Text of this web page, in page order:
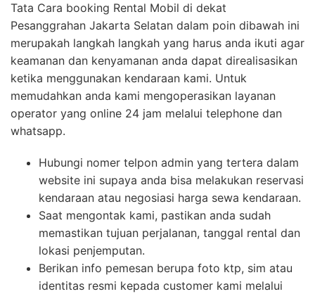
Tata Cara booking Rental Mobil di dekat
Pesanggrahan Jakarta Selatan dalam poin dibawah ini
merupakah langkah langkah yang harus anda ikuti agar
keamanan dan kenyamanan anda dapat direalisasikan
ketika menggunakan kendaraan kami. Untuk
memudahkan anda kami mengoperasikan layanan
operator yang online 24 jam melalui telephone dan
whatsapp.
Hubungi nomer telpon admin yang tertera dalam
website ini supaya anda bisa melakukan reservasi
kendaraan atau negosiasi harga sewa kendaraan.
Saat mengontak kami, pastikan anda sudah
memastikan tujuan perjalanan, tanggal rental dan
lokasi penjemputan.
Berikan info pemesan berupa foto ktp, sim atau
identitas resmi kepada customer kami melalui